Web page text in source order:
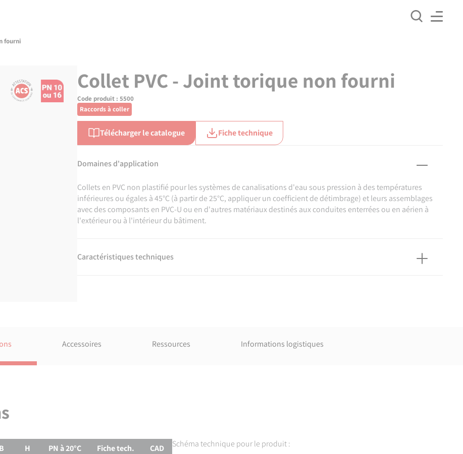
fourni
Collet PVC - Joint torique non fourni
Code produit :5500
Raccords à coller
Télécharger le catalogue Fiche technique
Domaines d'application
Collets en PVC non plastifié pour les systèmes de canalisations d'eau sous pression à des températures
inférieures ou égales à 45°C (à partir de 25°C, appliquer un coefficient de détimbrage) et leurs assemblages
avec des composants en PVC-U ou en d'autres matériaux destinés aux conduites enterrées ou en aérien à
l'extérieur ou à l'intérieur du bâtiment.
Caractéristiques techniques
Partie 3 : raccords
Accessoires Ressources Informations logistiques
B H PN à 20°C Fiche tech.
CAD
Schéma technique pour le produit :